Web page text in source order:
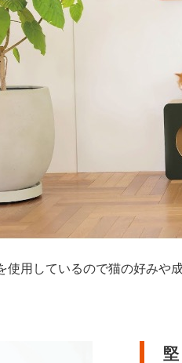
使用しているので猫の好み